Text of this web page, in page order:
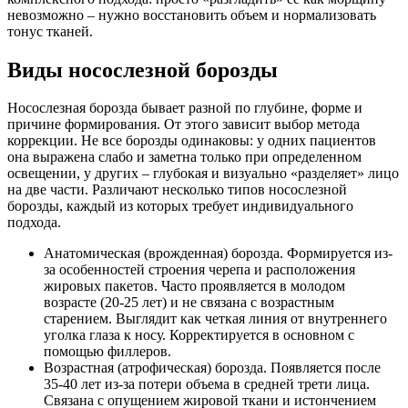
невозможно – нужно восстановить объем и нормализовать
тонус тканей.
Виды носослезной борозды
Носослезная борозда бывает разной по глубине, форме и
причине формирования. От этого зависит выбор метода
коррекции. Не все борозды одинаковы: у одних пациентов
она выражена слабо и заметна только при определенном
освещении, у других – глубокая и визуально «разделяет» лицо
на две части. Различают несколько типов носослезной
борозды, каждый из которых требует индивидуального
подхода.
Анатомическая (врожденная) борозда. Формируется из-
за особенностей строения черепа и расположения
жировых пакетов. Часто проявляется в молодом
возрасте (20-25 лет) и не связана с возрастным
старением. Выглядит как четкая линия от внутреннего
уголка глаза к носу. Корректируется в основном с
помощью филлеров.
Возрастная (атрофическая) борозда. Появляется после
35-40 лет из-за потери объема в средней трети лица.
Связана с опущением жировой ткани и истончением